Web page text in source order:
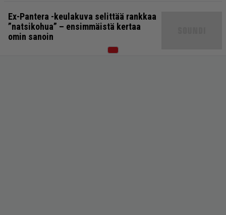
Ex-Pantera -keulakuva selittää rankkaa
”natsikohua” – ensimmäistä kertaa
omin sanoin